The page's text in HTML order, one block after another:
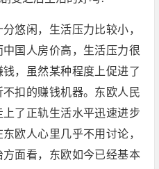
悠闲，生活压力比较小，
国人房价高，生活压力很
，虽然某种程度上促进了
扣的赚钱机器。东欧人民
了正轨生活水平迅速进步
欧人心里几乎不用讨论，
面看，东欧如今已经基本